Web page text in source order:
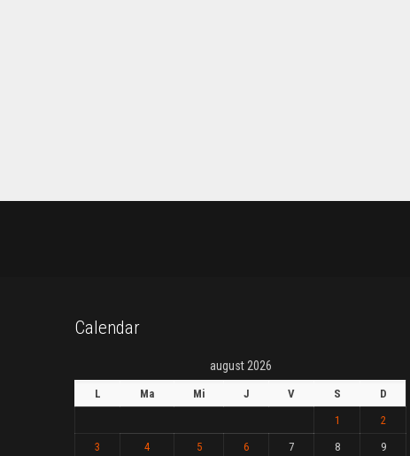
Calendar
august 2026
L Ma Mi J V S
D
1
2
3
4 5 6 7 8 9